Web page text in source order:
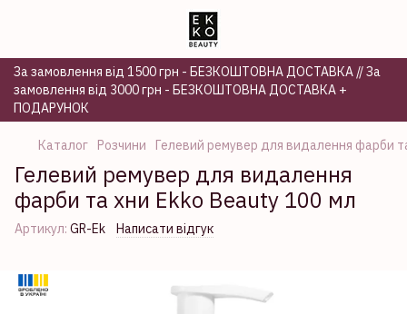
За замовлення від 1500 грн - БЕЗКОШТОВНА ДОСТАВКА // За
замовлення від 3000 грн - БЕЗКОШТОВНА ДОСТАВКА +
ПОДАРУНОК
Каталог Розчини Гелевий ремувер для видалення фарби
Гелевий ремувер для видалення
фарби та хни Ekko Beauty 100 мл
Артикул: GR-Ek Написати відгук